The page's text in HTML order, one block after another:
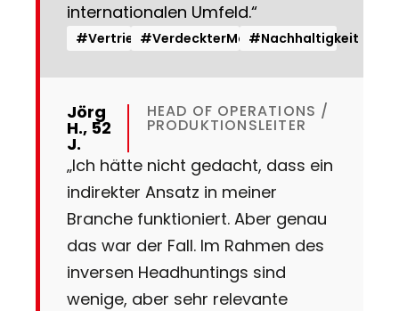
internationalen Umfeld.“
#Vertrieb#VerdeckterMarkt#Nachhaltigkeit
Jörg
H., 52
J.
HEAD OF OPERATIONS /
PRODUKTIONSLEITER
„Ich hätte nicht gedacht, dass ein
indirekter Ansatz in meiner
Branche funktioniert. Aber genau
das war der Fall. Im Rahmen des
inversen Headhuntings sind
wenige, aber sehr relevante